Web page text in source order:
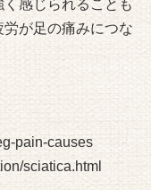
pain-causes
sciatica.html